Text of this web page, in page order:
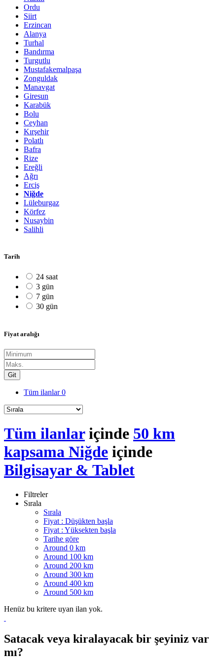
Ordu
Siirt
Erzincan
Alanya
Turhal
Bandırma
Turgutlu
Mustafakemalpaşa
Zonguldak
Manavgat
Giresun
Karabük
Bolu
Ceyhan
Kırşehir
Polatlı
Bafra
Rize
Ereğli
Ağrı
Erciş
Niğde
Lüleburgaz
Körfez
Nusaybin
Salihli
Tarih
24 saat
3 gün
7 gün
30 gün
Fiyat aralığı
Git
Tüm ilanlar0
Tüm ilanlariçinde 50 km
kapsama Niğde içinde
Bilgisayar & Tablet
Filtreler
Sırala
Sırala
Fiyat : Düşükten başla
Fiyat : Yüksekten başla
Tarihe göre
Around 0 km
Around 100 km
Around 200 km
Around 300 km
Around 400 km
Around 500 km
Henüz bu kritere uyan ilan yok.
Satacak veya kiralayacak bir şeyiniz var
mı?